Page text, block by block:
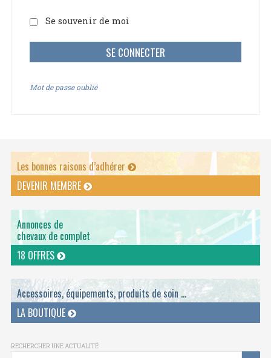
Se souvenir de moi
Mot de passe oublié
Les bonnes raisons d’adhérer
DEVENIR MEMBRE
Annonces de
chevaux de complet
18 OFFRES
Accessoires, équipements, produits de soin ...
LA BOUTIQUE
RECHERCHER UNE ACTUALITÉ